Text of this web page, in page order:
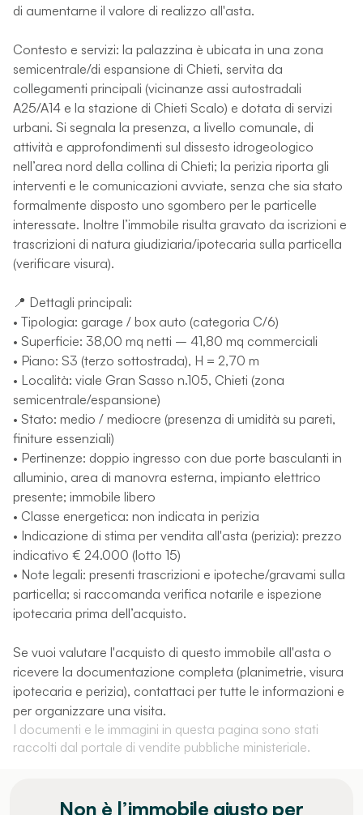
di aumentarne il valore di realizzo all'asta.
Contesto e servizi: la palazzina è ubicata in una zona
semicentrale/di espansione di Chieti, servita da
collegamenti principali (vicinanze assi autostradali
A25/A14 e la stazione di Chieti Scalo) e dotata di servizi
urbani. Si segnala la presenza, a livello comunale, di
attività e approfondimenti sul dissesto idrogeologico
nell’area nord della collina di Chieti; la perizia riporta gli
interventi e le comunicazioni avviate, senza che sia stato
formalmente disposto uno sgombero per le particelle
interessate. Inoltre l’immobile risulta gravato da iscrizioni e
trascrizioni di natura giudiziaria/ipotecaria sulla particella
(verificare visura).
📍 Dettagli principali:
• Tipologia: garage / box auto (categoria C/6)
• Superficie: 38,00 mq netti – 41,80 mq commerciali
• Piano: S3 (terzo sottostrada), H = 2,70 m
• Località: viale Gran Sasso n.105, Chieti (zona
semicentrale/espansione)
• Stato: medio / mediocre (presenza di umidità su pareti,
finiture essenziali)
• Pertinenze: doppio ingresso con due porte basculanti in
alluminio, area di manovra esterna, impianto elettrico
presente; immobile libero
• Classe energetica: non indicata in perizia
• Indicazione di stima per vendita all'asta (perizia): prezzo
indicativo € 24.000 (lotto 15)
• Note legali: presenti trascrizioni e ipoteche/gravami sulla
particella; si raccomanda verifica notarile e ispezione
ipotecaria prima dell’acquisto.
Se vuoi valutare l'acquisto di questo immobile all'asta o
ricevere la documentazione completa (planimetrie, visura
ipotecaria e perizia), contattaci per tutte le informazioni e
per organizzare una visita.
I documenti e le immagini in questa pagina sono stati
raccolti dal portale di vendite pubbliche ministeriale.
Non è l’immobile giusto per